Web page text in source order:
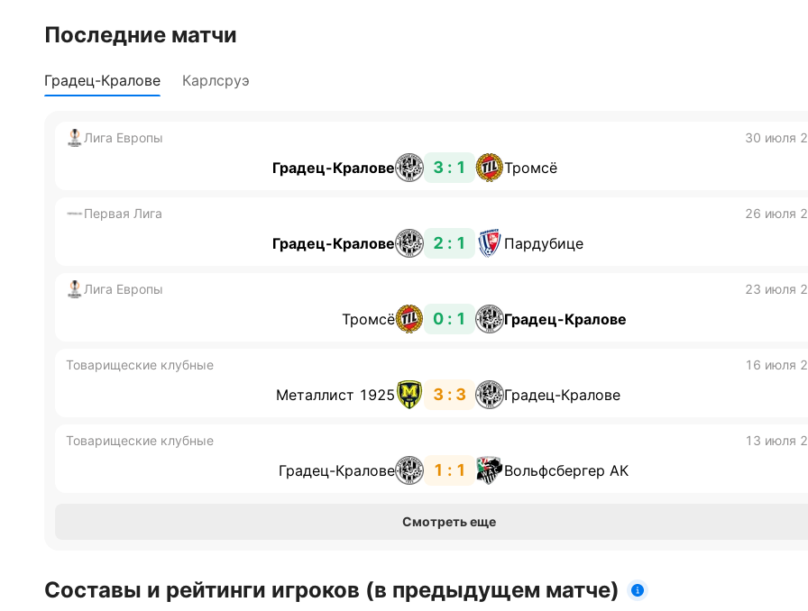
Последние матчи
Градец-Кралове Карлсруэ
Лига Европы 30 июля
Градец-Кралове 3 : 1 Тромсё
Первая Лига 26 июля
Градец-Кралове 2 : 1 Пардубице
Лига Европы 23 июля
Тромсё 0 : 1 Градец-Кралове
Товарищеские клубные 16 июля
Металлист 1925 3 : 3 Градец-Кралове
Товарищеские клубные 13 июля
Градец-Кралове 1 : 1 Вольфсбергер АК
Смотреть еще
Составы и рейтинги игроков (в предыдущем матче)